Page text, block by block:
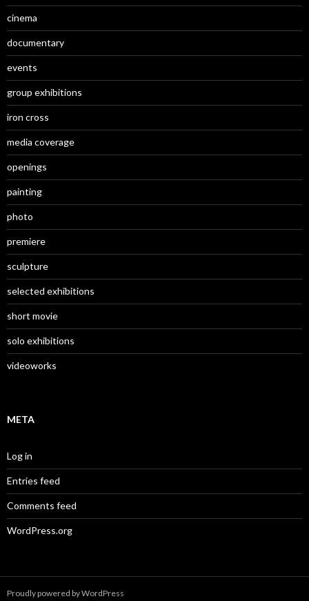
cinema
documentary
events
group exhibitions
iron cross
media coverage
openings
painting
photo
premiere
sculpture
selected exhibitions
short movie
solo exhibitions
videoworks
META
Log in
Entries feed
Comments feed
WordPress.org
Proudly powered by WordPress